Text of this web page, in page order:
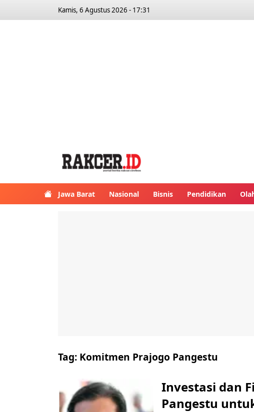
Kamis, 6 Agustus 2026 - 17:31
Jawa Barat Nasional Bisnis Pendidikan
Tag: Komitmen Prajogo Pangestu
Investasi dan
Pangestu